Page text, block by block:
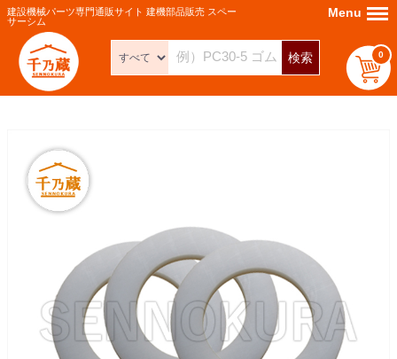
建設機械パーツ専門通販サイト 建機部品販売 スペー
サーシム
検索 0
Menu Menu